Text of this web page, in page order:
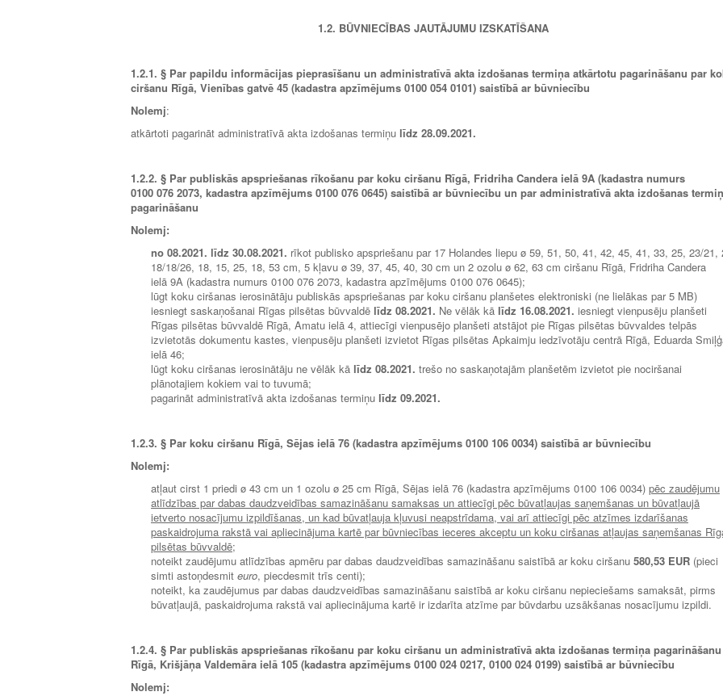
1.2. BŪVNIECĪBAS JAUTĀJUMU IZSKATĪŠANA
1.2.1. § Par papildu informācijas pieprasīšanu un administratīvā akta izdošanas termiņa atkārtotu pagarināšanu par
ciršanu Rīgā, Vienības gatvē 45 (kadastra apzīmējums 0100 054 0101) saistībā ar būvniecību
Nolemj:
atkārtoti pagarināt administratīvā akta izdošanas termiņu līdz 28.09.2021.
1.2.2. § Par publiskās apspriešanas rīkošanu par koku ciršanu Rīgā, Fridriha Candera ielā 9A (kadastra numurs
0100 076 2073, kadastra apzīmējums 0100 076 0645) saistībā ar būvniecību un par administratīvā akta izdošanas
pagarināšanu
Nolemj:
no 08.2021. līdz 30.08.2021. rīkot publisko apspriešanu par 17 Holandes liepu ø 59, 51, 50, 41, 42, 45, 41, 33, 25, 23/21,
18/18/26, 18, 15, 25, 18, 53 cm, 5 kļavu ø 39, 37, 45, 40, 30 cm un 2 ozolu ø 62, 63 cm ciršanu Rīgā, Fridriha Candera
ielā 9A (kadastra numurs 0100 076 2073, kadastra apzīmējums 0100 076 0645);
lūgt koku ciršanas ierosinātāju publiskās apspriešanas par koku ciršanu planšetes elektroniski (ne lielākas par 5 MB)
iesniegt saskaņošanai Rīgas pilsētas būvvaldē līdz 08.2021. Ne vēlāk kā līdz 16.08.2021. iesniegt vienpusēju planšeti
Rīgas pilsētas būvvaldē Rīgā, Amatu ielā 4, attiecīgi vienpusējo planšeti atstājot pie Rīgas pilsētas būvvaldes telpās
izvietotās dokumentu kastes, vienpusēju planšeti izvietot Rīgas pilsētas Apkaimju iedzīvotāju centrā Rīgā, Eduarda
ielā 46;
lūgt koku ciršanas ierosinātāju ne vēlāk kā līdz 08.2021. trešo no saskaņotajām planšetēm izvietot pie nociršanai
plānotajiem kokiem vai to tuvumā;
pagarināt administratīvā akta izdošanas termiņu līdz 09.2021.
1.2.3. § Par koku ciršanu Rīgā, Sējas ielā 76 (kadastra apzīmējums 0100 106 0034) saistībā ar būvniecību
Nolemj:
atļaut cirst 1 priedi ø 43 cm un 1 ozolu ø 25 cm Rīgā, Sējas ielā 76 (kadastra apzīmējums 0100 106 0034) pēc zaudējumu
atlīdzības par dabas daudzveidības samazināšanu samaksas un attiecīgi pēc būvatļaujas saņemšanas un būvatļaujā
ietverto nosacījumu izpildīšanas, un kad būvatļauja kļuvusi neapstrīdama, vai arī attiecīgi pēc atzīmes izdarīšanas
paskaidrojuma rakstā vai apliecinājuma kartē par būvniecības ieceres akceptu un koku ciršanas atļaujas saņemšanas
pilsētas būvvaldē;
noteikt zaudējumu atlīdzības apmēru par dabas daudzveidības samazināšanu saistībā ar koku ciršanu 580,53 EUR (pieci
simti astoņdesmit euro, piecdesmit trīs centi);
noteikt, ka zaudējumus par dabas daudzveidības samazināšanu saistībā ar koku ciršanu nepieciešams samaksāt, pirms
būvatļaujā, paskaidrojuma rakstā vai apliecinājuma kartē ir izdarīta atzīme par būvdarbu uzsākšanas nosacījumu izpildi.
1.2.4. § Par publiskās apspriešanas rīkošanu par koku ciršanu un administratīvā akta izdošanas termiņa pagarināšanu
Rīgā, Krišjāņa Valdemāra ielā 105 (kadastra apzīmējums 0100 024 0217, 0100 024 0199) saistībā ar būvniecību
Nolemj: